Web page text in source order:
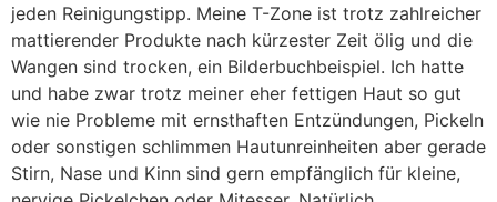
jeden Reinigungstipp. Meine T-Zone ist trotz zahlreicher
mattierender Produkte nach kürzester Zeit ölig und die
Wangen sind trocken, ein Bilderbuchbeispiel. Ich hatte
und habe zwar trotz meiner eher fettigen Haut so gut
wie nie Probleme mit ernsthaften Entzündungen, Pickeln
oder sonstigen schlimmen Hautunreinheiten aber gerade
Stirn, Nase und Kinn sind gern empfänglich für kleine,